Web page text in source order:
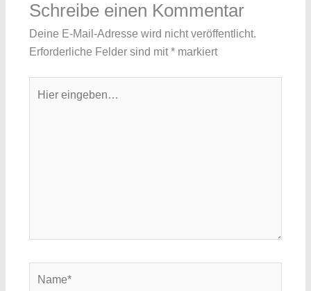
Schreibe einen Kommentar
Deine E-Mail-Adresse wird nicht veröffentlicht.
Erforderliche Felder sind mit*markiert
eingeben…